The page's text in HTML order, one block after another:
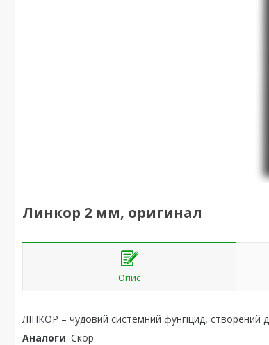
Линкор 2 мм, оригинал
Опис
ЛІНКОР – чудовий системний фунгіцид, створений
Аналоги: Скор